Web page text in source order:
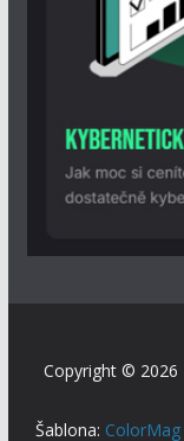
Copyright © 2026
Šablona: ColorMag